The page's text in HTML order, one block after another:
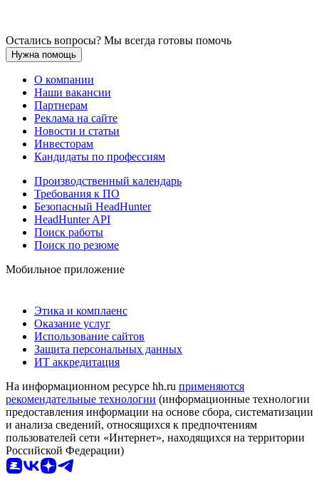
Остались вопросы? Мы всегда готовы помочь
Нужна помощь
О компании
Наши вакансии
Партнерам
Реклама на сайте
Новости и статьи
Инвесторам
Кандидаты по профессиям
Производственный календарь
Требования к ПО
Безопасный HeadHunter
HeadHunter API
Поиск работы
Поиск по резюме
Мобильное приложение
Этика и комплаенс
Оказание услуг
Использование сайтов
Защита персональных данных
ИТ аккредитация
На информационном ресурсе hh.ru применяются
рекомендательные технологии (информационные технологии
предоставления информации на основе сбора, систематизации
и анализа сведений, относящихся к предпочтениям
пользователей сети «Интернет», находящихся на территории
Российской Федерации)